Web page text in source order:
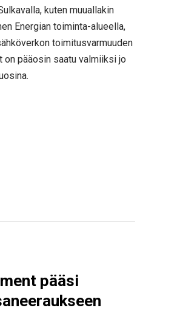
kuten muuallakin
Energian toiminta-alueella,
toimitusvarmuuden
on pääosin saatu valmiiksi jo
pääsi